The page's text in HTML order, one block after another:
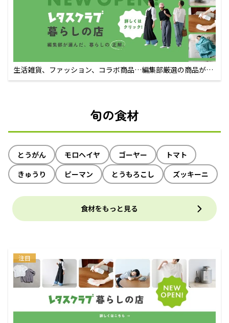
生活雑貨、ファッション、コラボ商品…編集部厳選の商品が買
えるECサイト
旬の食材
とうがん モロヘイヤ ゴーヤー
トマト
きゅうり
ピーマン とうもろこし ズッキーニ
食材をもっと見る
注目